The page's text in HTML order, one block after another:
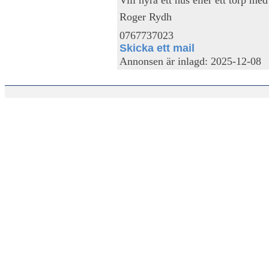
Roger Rydh
0767737023
Skicka ett mail
Annonsen är inlagd: 2025-12-08